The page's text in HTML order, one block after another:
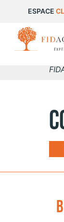
ESPACE